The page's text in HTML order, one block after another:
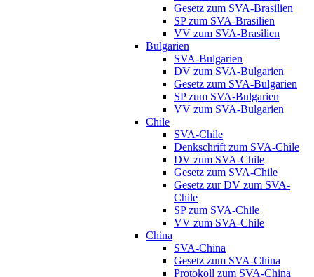
Gesetz zum SVA-Brasilien
SP zum SVA-Brasilien
VV zum SVA-Brasilien
Bulgarien
SVA-Bulgarien
DV zum SVA-Bulgarien
Gesetz zum SVA-Bulgarien
SP zum SVA-Bulgarien
VV zum SVA-Bulgarien
Chile
SVA-Chile
Denkschrift zum SVA-Chile
DV zum SVA-Chile
Gesetz zum SVA-Chile
Gesetz zur DV zum SVA-
Chile
SP zum SVA-Chile
VV zum SVA-Chile
China
SVA-China
Gesetz zum SVA-China
Protokoll zum SVA-China